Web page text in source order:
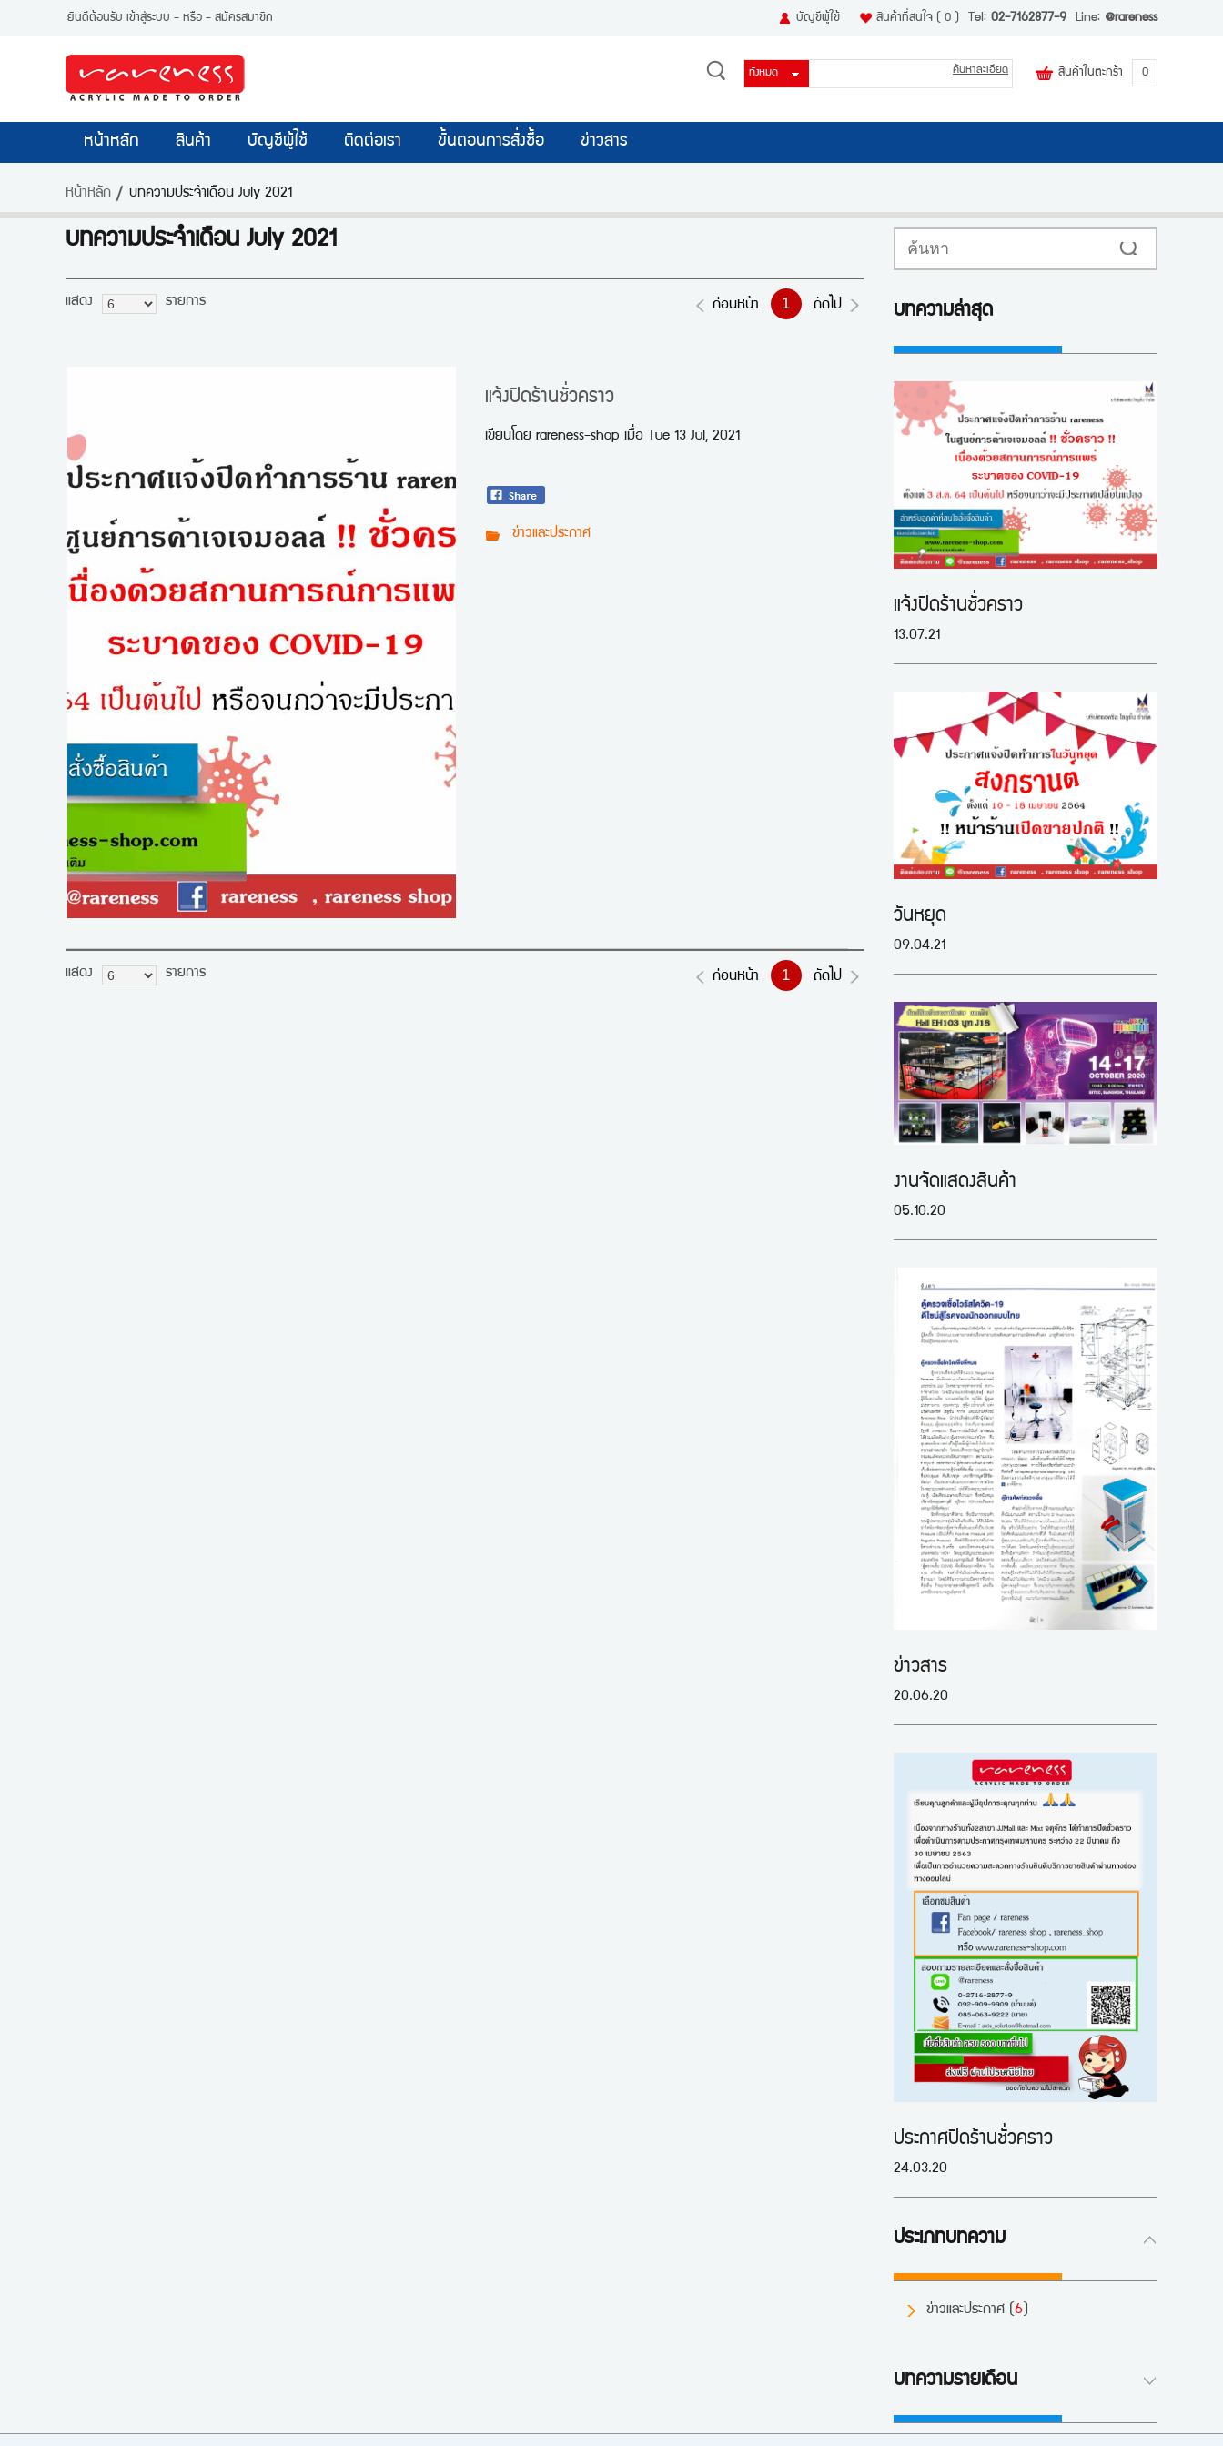
ยินดีต้อนรับ เข้าสู่ระบบ - หรือ - สมัครสมาชิก Tel: 02-7162877-9 Line: @rareness
สินค้าที่สนใจ ( 0 )
บัญชีผู้ใช้
สินค้าในตะกร้า 0
ค้นหาละเอียด
หน้าหลัก สินค้า บัญชีผู้ใช้ ติดต่อเรา ขั้นตอนการสั่งซื้อ ข่าวสาร
หน้าหลัก บทความประจำเดือน July 2021
บทความประจำเดือน July 2021
แสดง รายการ ก่อนหน้า 1 ถัดไป
แจ้งปิดร้านชั่วคราว
เขียนโดย rareness-shop เมื่อ Tue 13 Jul, 2021
ข่าวและประกาศ
แสดง รายการ ก่อนหน้า 1 ถัดไป
ค้นหา
บทความล่าสุด
แจ้งปิดร้านชั่วคราว
13.07.21
วันหยุด
09.04.21
งานจัดแสดงสินค้า
05.10.20
ข่าวสาร
20.06.20
ประกาศปิดร้านชั่วคราว
24.03.20
ประเภทบทความ
ข่าวและประกาศ ( 6)
บทความรายเดือน